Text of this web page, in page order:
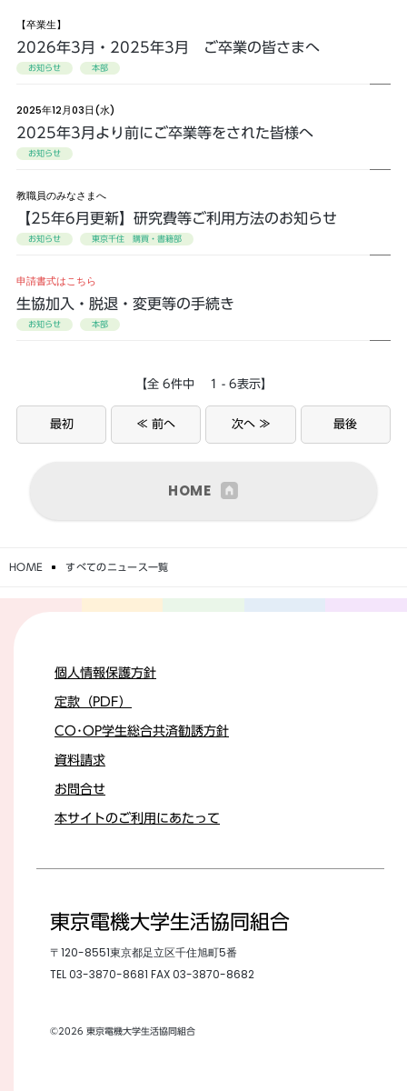
【卒業生】
2026年3月・2025年3月 ご卒業の皆さまへ
お知らせ 本部
2025年12月03日(水)
2025年3月より前にご卒業等をされた皆様へ
お知らせ
教職員のみなさまへ
【25年6月更新】研究費等ご利用方法のお知らせ
お知らせ 東京千住 購買・書籍部
申請書式はこちら
生協加入・脱退・変更等の手続き
お知らせ 本部
【全 6件中 1 - 6表示】
最初 ≪ 前へ 次へ ≫ 最後
HOME
HOME すべてのニュース一覧
個人情報保護方針
定款（PDF）
CO･OP学生総合共済勧誘方針
資料請求
お問合せ
本サイトのご利用にあたって
東京電機大学生活協同組合
〒120-8551東京都足立区千住旭町5番
TEL03-3870-8681 FAX 03-3870-8682
©2026 東京電機大学生活協同組合